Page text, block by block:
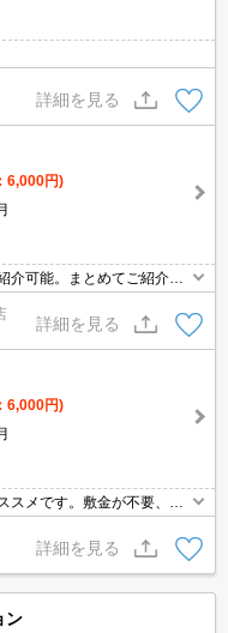
詳細を見る
6,000円)
介可能。まとめてご紹介致
部屋探しは情報量地域ナン
詳細を見る
6,000円)
スメです。敷金が不要、更
円がかかります。※１
詳細を見る
ン